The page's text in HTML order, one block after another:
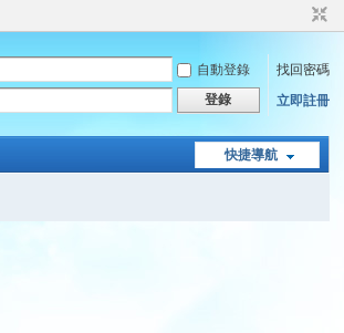
自動登錄
找回密碼
登錄 立即註冊
快捷導航